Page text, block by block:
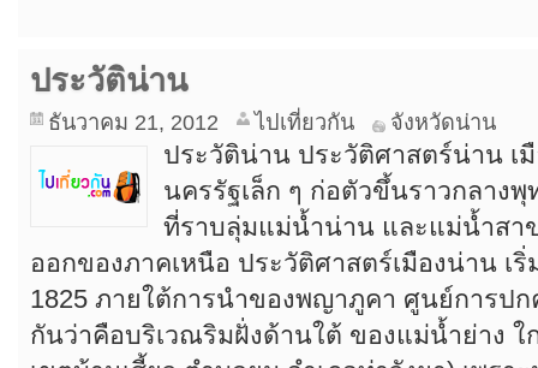
ประวัติน่าน
ธันวาคม 21, 2012 ไปเที่ยวกัน จังหวัดน่าน
ประวัติน่าน ประวัติศาสตร์น่าน เ
นครรัฐเล็ก ๆ ก่อตัวขึ้นราวกลาง
ที่ราบลุ่มแม่น้ำน่าน และแม่น้ำสา
ออกของภาคเหนือ ประวัติศาสตร์เมืองน่าน เ
1825 ภายใต้การนำของพญาภูคา ศูนย์การปก
กันว่าคือบริเวณริมฝั่งด้านใต้ ของแม่น้ำย่าง ใ